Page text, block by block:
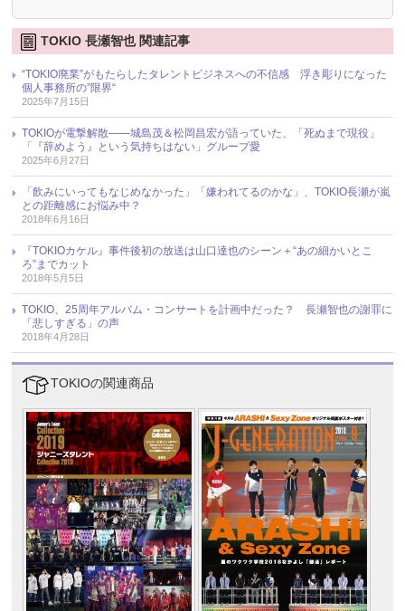
TOKIO 長瀬智也 関連記事
“TOKIO廃業”がもたらしたタレントビジネスへの不信感 浮き彫りになった
個人事務所の”限界“
2025年7月15日
TOKIOが電撃解散――城島茂＆松岡昌宏が語っていた、「死ぬまで現役」
「『辞めよう』という気持ちはない」グループ愛
2025年6月27日
「飲みにいってもなじめなかった」「嫌われてるのかな」、TOKIO長瀬が嵐
との距離感にお悩み中？
2018年6月16日
『TOKIOカケル』事件後初の放送は山口達也のシーン＋“あの細かいとこ
ろ”までカット
2018年5月5日
TOKIO、25周年アルバム・コンサートを計画中だった？ 長瀬智也の謝罪に
「悲しすぎる」の声
2018年4月28日
TOKIOの関連商品